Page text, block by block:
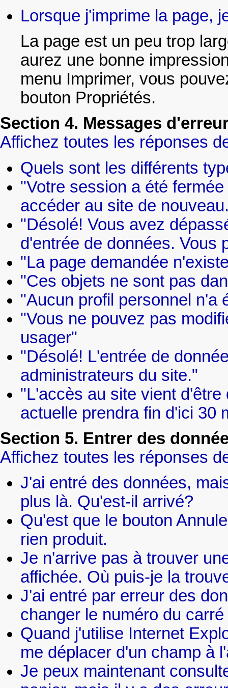
Lorsque j'imprime la page,
La page est un peu trop
aurez une bonne
menu Imprimer, vous
bouton Propriétés.
Section 4. Messages
Affichez toutes les réponses
Quels sont les différents
"Votre session a été
accéder au site de
"Désolé! Vous avez
d'entrée de données. Vous
"La page demandée
"Ces objets ne sont pas
"Aucun profil personnel n'a
"Vous ne pouvez pas
usager"
"Désolé! L'entrée de
administrateurs du site."
"L'accès au site vient
actuelle prendra fin d'ici 30
Section 5. Entrer des
Affichez toutes les réponses
J'ai entré des données,
plus là. Qu'est-il arrivé?
Qu'est que le bouton
rien produit.
Je n'arrive pas à trouver
affichée. Où puis-je la
J'ai entré par erreur des
changer le numéro du
Quand j'utilise Internet
me déplacer d'un champ à
Je peux maintenant